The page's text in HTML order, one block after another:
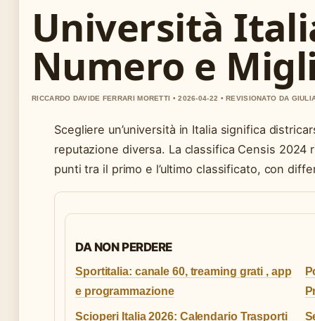
Università
Numero e
RICCARDO DAVIDE FERRARI MORETTI • 2026-04-22 • REVISIONATO DA
Scegliere un’università in Italia significa
reputazione diversa. La classifica Censis
punti tra il primo e l’ultimo classificato, con
DA NON PERDERE
Sportitalia: canale 60, treaming grati , app
e programmazione
Scioperi Italia 2026: Calendario Trasporti